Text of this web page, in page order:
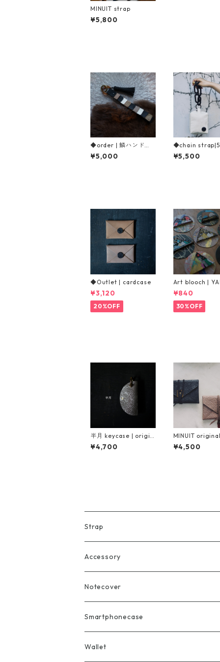
MINUIT strap
¥5,800
◆order | 鱗ハンドス
トラップ
¥5,000
◆chain strap|5
¥5,500
◆Outlet | cardcase
¥3,120
20%OFF
Art blooch |
¥840
30%OFF
半月 keycase | origin
al
¥4,700
MINUIT
case
¥4,500
Strap
Accessory
Notecover
Smartphonecase
Wallet